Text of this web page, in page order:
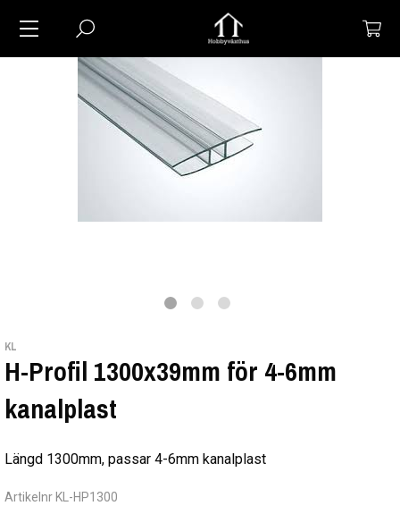
KL
H-Profil 1300x39mm för 4-6mm
kanalplast
Längd 1300mm, passar 4-6mm kanalplast
Artikelnr KL-HP1300